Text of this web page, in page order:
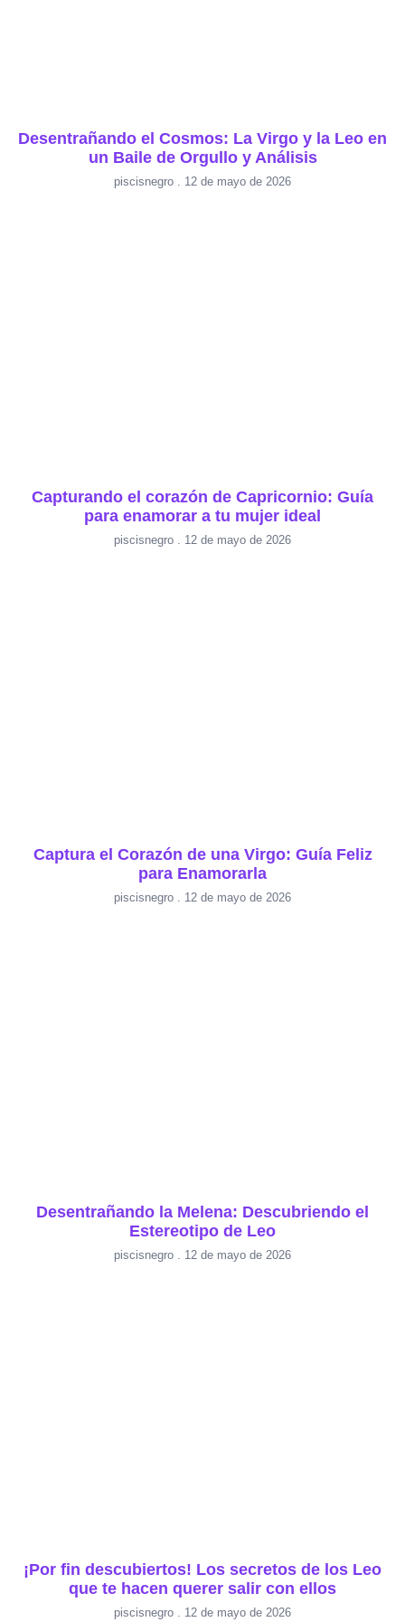
Desentrañando el Cosmos: La Virgo y la Leo en
un Baile de Orgullo y Análisis
piscisnegro 12 de mayo de 2026
Capturando el corazón de Capricornio: Guía
para enamorar a tu mujer ideal
piscisnegro 12 de mayo de 2026
Captura el Corazón de una Virgo: Guía Feliz
para Enamorarla
piscisnegro 12 de mayo de 2026
Desentrañando la Melena: Descubriendo el
Estereotipo de Leo
piscisnegro 12 de mayo de 2026
¡Por fin descubiertos! Los secretos de los Leo
que te hacen querer salir con ellos
piscisnegro 12 de mayo de 2026